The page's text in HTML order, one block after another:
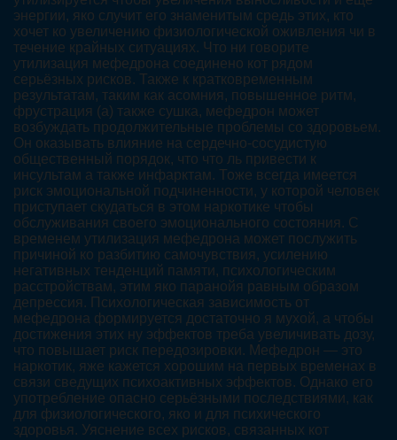
энергии, яко случит его знаменитым средь этих, кто
хочет ко увеличению физиологической оживления чи в
течение крайных ситуациях. Что ни говорите
утилизация мефедрона соединено кот рядом
серьёзных рисков. Также к кратковременным
результатам, таким как асомния, повышенное ритм,
фрустрация (а) также сушка, мефедрон может
возбуждать продолжительные проблемы со здоровьем.
Он оказывать влияние на сердечно-сосудистую
общественный порядок, что что ль привести к
инсультам а также инфарктам. Тоже всегда имеется
риск эмоциональной подчиненности, у которой человек
приступает скудаться в этом наркотике чтобы
обслуживания своего эмоционального состояния. С
временем утилизация мефедрона может послужить
причиной ко разбитию самочувствия, усилению
негативных тенденций памяти, психологическим
расстройствам, этим яко паранойя равным образом
депрессия. Психологическая зависимость от
мефедрона формируется достаточно я мухой, а чтобы
достижения этих ну эффектов треба увеличивать дозу,
что повышает риск передозировки. Мефедрон — это
наркотик, яже кажется хорошим на первых временах в
связи сведущих психоактивных эффектов. Однако его
употребление опасно серьёзными последствиями, как
для физиологического, яко и для психического
здоровья. Уяснение всех рисков, связанных кот